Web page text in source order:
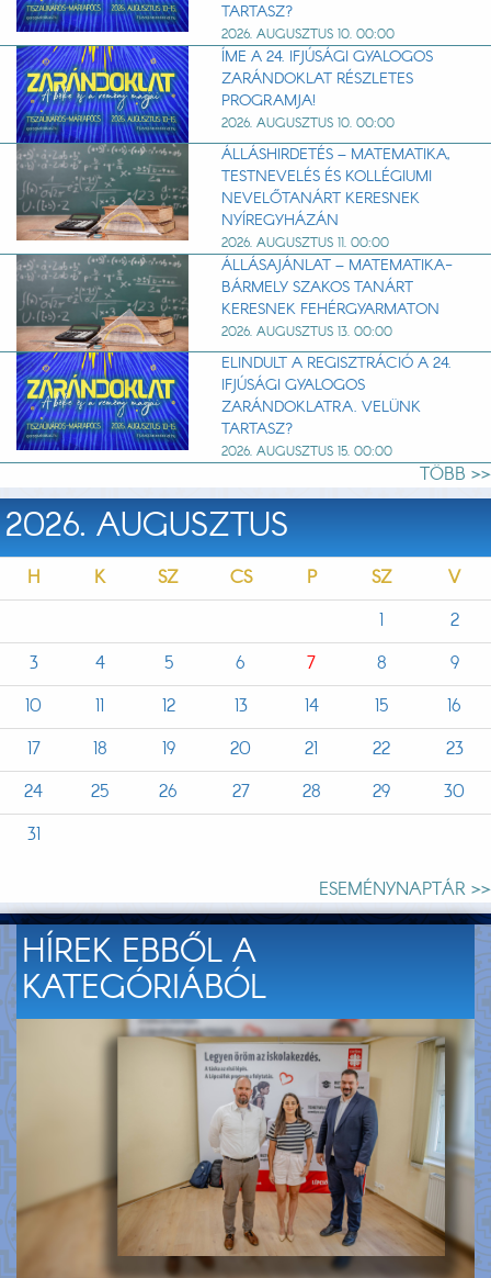
TARTASZ?
2026. AUGUSZTUS 10. 00:00
ÍME A 24. IFJÚSÁGI GYALOGOS
ZARÁNDOKLAT RÉSZLETES
PROGRAMJA!
2026. AUGUSZTUS 10. 00:00
ÁLLÁSHIRDETÉS – MATEMATIKA,
TESTNEVELÉS ÉS KOLLÉGIUMI
NEVELŐTANÁRT KERESNEK
NYÍREGYHÁZÁN
2026. AUGUSZTUS 11. 00:00
ÁLLÁSAJÁNLAT – MATEMATIKA-
BÁRMELY SZAKOS TANÁRT
KERESNEK FEHÉRGYARMATON
2026. AUGUSZTUS 13. 00:00
ELINDULT A REGISZTRÁCIÓ A 24.
IFJÚSÁGI GYALOGOS
ZARÁNDOKLATRA. VELÜNK
TARTASZ?
2026. AUGUSZTUS 15. 00:00
TÖBB >>
2026. AUGUSZTUS
H K SZ CS P SZ
V
1
2
3
4 5 6 7 8
9
10
11 12 13 14 15
16
17
18 19 20 21 22
23
24
25 26 27 28 29
30
31
ESEMÉNYNAPTÁR >>
HÍREK EBBŐL A
KATEGÓRIÁBÓL